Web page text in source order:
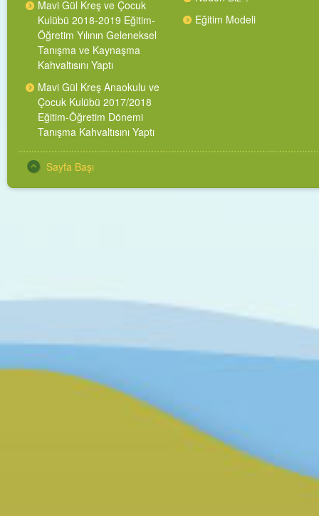
Mavi Gül Kreş ve Çocuk
Kulübü 2018-2019 Eğitim-
Öğretim Yılının Geleneksel
Tanışma ve Kaynaşma
Kahvaltısını Yaptı
Mavi Gül Kreş Anaokulu ve
Çocuk Kulübü 2017/2018
Eğitim-Öğretim Dönemi
Tanışma Kahvaltısını Yaptı
Eğitim Modeli
Sayfa Başı